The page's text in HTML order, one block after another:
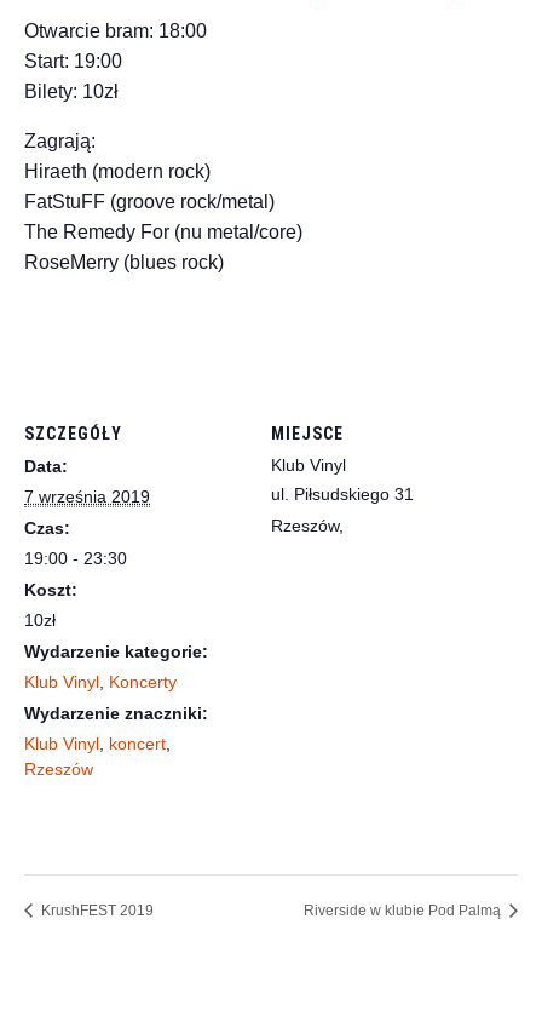
Otwarcie bram: 18:00
Start: 19:00
Bilety: 10zł
Zagrają:
Hiraeth (modern rock)
FatStuFF (groove rock/metal)
The Remedy For (nu metal/core)
RoseMerry (blues rock)
SZCZEGÓŁY
Data:
7 września 2019
Czas:
19:00 - 23:30
Koszt:
10zł
Wydarzenie kategorie:
Klub Vinyl Koncerty
Wydarzenie znaczniki:
Klub Vinyl koncert
Rzeszów
MIEJSCE
Klub Vinyl
ul. Piłsudskiego 31
Rzeszów,
KrushFEST 2019 Riverside w klubie Pod Palmą